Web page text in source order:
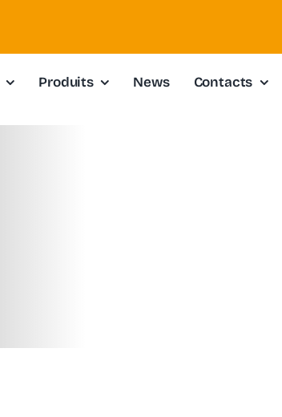
Produits News Contacts